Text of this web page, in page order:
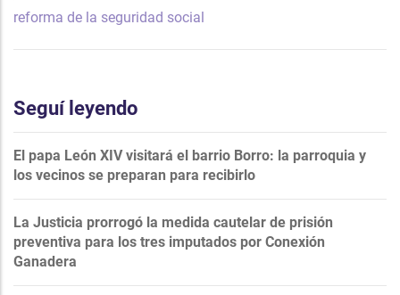
reforma de la seguridad social
Seguí leyendo
El papa León XIV visitará el barrio Borro: la parroquia y
los vecinos se preparan para recibirlo
La Justicia prorrogó la medida cautelar de prisión
preventiva para los tres imputados por Conexión
Ganadera